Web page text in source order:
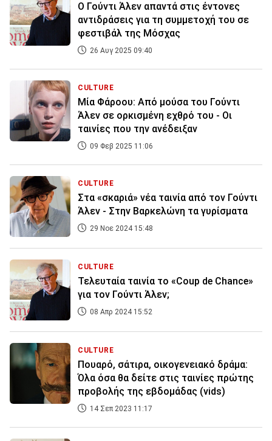
Ο Γούντι Άλεν απαντά στις έντονες
αντιδράσεις για τη συμμετοχή του σε
φεστιβάλ της Μόσχας
26 Αυγ 2025 09:40
CULTURE
Μία Φάροου: Από μούσα του Γούντι
Άλεν σε ορκισμένη εχθρό του - Οι
ταινίες που την ανέδειξαν
09 Φεβ 2025 11:06
CULTURE
Στα «σκαριά» νέα ταινία από τον Γούντι
Άλεν - Στην Βαρκελώνη τα γυρίσματα
29 Νοε 2024 15:48
CULTURE
Τελευταία ταινία το «Coup de Chance»
για τον Γούντι Άλεν;
08 Απρ 2024 15:52
CULTURE
Πουαρό, σάτιρα, οικογενειακό δράμα:
Όλα όσα θα δείτε στις ταινίες πρώτης
προβολής της εβδομάδας (vids)
14 Σεπ 2023 11:17